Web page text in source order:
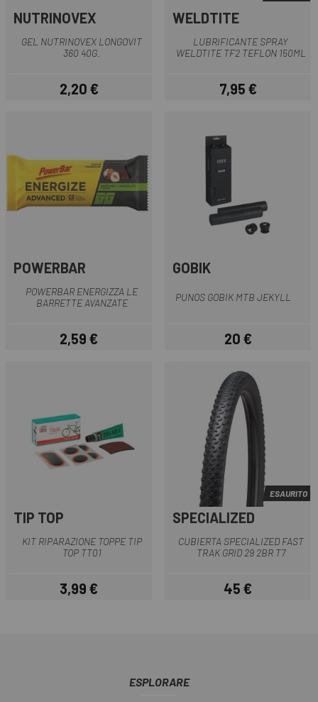
NUTRINOVEX
GEL NUTRINOVEX LONGOVIT
360 40G.
Prezzo
2,20 €
WELDTITE
LUBRIFICANTE SPRAY
WELDTITE TF2 TEFLON 150ML
Prezzo
7,95 €
POWERBAR
POWERBAR ENERGIZZA LE
BARRETTE AVANZATE
Prezzo
2,59 €
GOBIK
PUNOS GOBIK MTB JEKYLL
Prezzo
20 €
TIP TOP
KIT RIPARAZIONE TOPPE TIP
TOP TT01
Prezzo
3,99 €
ESAURITO
SPECIALIZED
CUBIERTA SPECIALIZED FAST
TRAK GRID 29 2BR T7
Prezzo
45 €
ESPLORARE